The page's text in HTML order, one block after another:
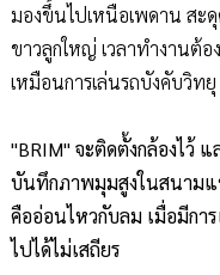
มองขึ้นไปเหนือเพดาน สะ
ขาวลูกใหญ่ เวลาทำงานต้
เหมือนการเล่นรถบังคับวิทยุ
"BRIM" จะติดตั้งกล้องไว้
บันทึกภาพมุมสูงในสนาม
คืออ่อนไหวกับลม เมื่อมีกา
ไปได้ไม่เสถียร